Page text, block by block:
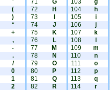
'
(
)
*
+
,
-
.
/
0
1
2
71
G
72
H
73
74
J
75
K
76
L
77
M
78
N
79
O
80
P
81
Q
82
R
103
g
104
h
105
i
106
j
107
k
108
109
m
110
n
111
o
112
p
113
q
114
r